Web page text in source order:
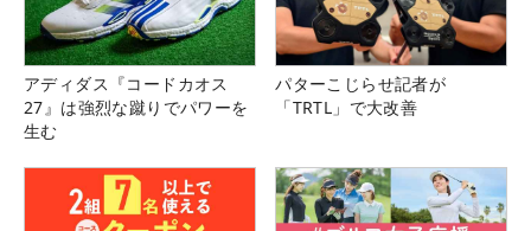
アディダス『コードカオス
27』は強烈な蹴りでパワーを
生む
パターこじらせ記者が
「TRTL」で大改善